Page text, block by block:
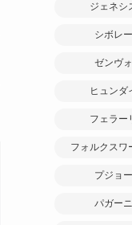
ジェネシ
シボレー
ゼンヴォ
ヒュンダ
フェラー
フォルクスワ
プジョー
パガーニ